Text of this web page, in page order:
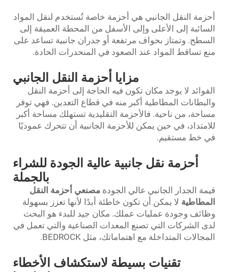
أحزمة النقل الجانبي هي أحزمة خاصة تُستخدم لنقل المواد
السائبة إلى الأعلى وإلى الأسفل من المحطة العميقة إلى
السطح. وتمتاز بحواف مرتفعة أو جدران جانبية تساعد على
منع تساقط المواد عند الصعود في المنحدرات الحادة.
مزايا أحزمة النقل الجانبي
الفوائد لا يوجد مكان تكون فيه الحاجة إلى أحزمة النقل
والبطانات المطاطية أكبر منه في قطاع التعدين. فهي توفر
مساحة، من ناحية. فالأحزمة التقليدية تستهلك مساحة أكبر
للامتداد، في حين يمكن للأحزمة الجانبية أن تتحرك عموديًا
في خط مستقيم.
أحزمة نقل جانبية عالية الجودة للشراء
بالجملة
قيمة الجدار الجانبي عالي الجودة مصنعي أحزمة النقل
المطاطية لا يمكن أن تكون خاطئة أبدًا لأنها تعزز بسهولة
وظائف وجودة عمليات عملك. مكان جيد للبدء هو البحث
لدى الشركات التي تصنع المعدات الصناعية والتي تعمل في
المجالات المتداخلة مع اهتماماتك، مثل BEDROCK.
تقنيات بسيطة لاستكشاف الأخطاء